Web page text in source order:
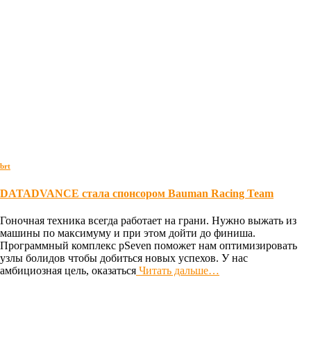
brt
DATADVANCE стала спонсором Bauman Racing Team
Гоночная техника всегда работает на грани. Нужно выжать из
машины по максимуму и при этом дойти до финиша.
Программный комплекс pSeven поможет нам оптимизировать
узлы болидов чтобы добиться новых успехов. У нас
амбициозная цель, оказаться Читать дальше…